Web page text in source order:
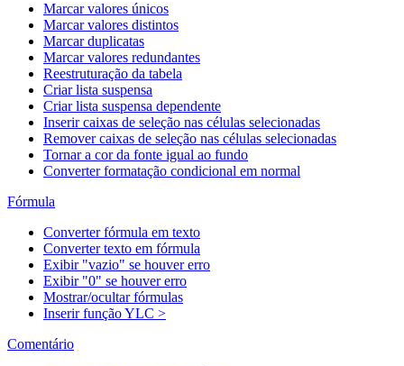
Marcar valores únicos
Marcar valores distintos
Marcar duplicatas
Marcar valores redundantes
Reestruturação da tabela
Criar lista suspensa
Criar lista suspensa dependente
Inserir caixas de seleção nas células selecionadas
Remover caixas de seleção nas células selecionadas
Tornar a cor da fonte igual ao fundo
Converter formatação condicional em normal
Fórmula
Converter fórmula em texto
Converter texto em fórmula
Exibir "vazio" se houver erro
Exibir "0" se houver erro
Mostrar/ocultar fórmulas
Inserir função YLC >
Comentário